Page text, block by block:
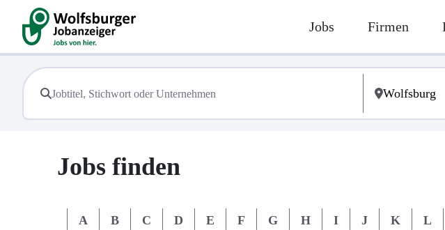
Jobs Firmen
Jobs finden
A B C D E F G H I J K L